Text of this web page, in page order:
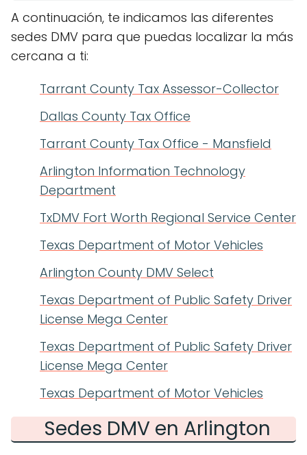
A continuación, te indicamos las diferentes
sedes DMV para que puedas localizar la más
cercana a ti:
Tarrant County Tax Assessor-Collector
Dallas County Tax Office
Tarrant County Tax Office - Mansfield
Arlington Information Technology
Department
TxDMV Fort Worth Regional Service Center
Texas Department of Motor Vehicles
Arlington County DMV Select
Texas Department of Public Safety Driver
License Mega Center
Texas Department of Public Safety Driver
License Mega Center
Texas Department of Motor Vehicles
Sedes DMV en Arlington